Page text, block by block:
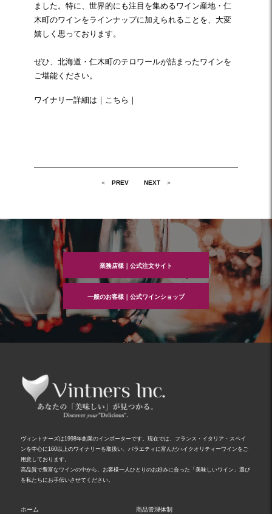
ました。特に、世界的にも注目を集めるワイン産地・仁
木町のワインをラインナップに加えられることを、大変
嬉しく思っております。
ぜひ、北海道・仁木町のテロワールが詰まったワインを
ご堪能ください。
ワイナリー詳細は｜ こちら ｜
ゲ
PREV NEXT
業務店様｜公式注文サイト
一般のお客様｜公式ワインショップ
ヴィントナーズは1998年創業のインポーターです。現在では、フランス・イタリア・スペイ
ンを中心に160以上のワイナリーを取扱い、バラエティに富んだハイクオリティーワインをご
用意しております。
高品質で豊富なワインの中から、お客様一人ひとりのお好みに合った「美味しいワイン」選び
を私たちにお手伝いさせてください。
ホーム 商品管理体制